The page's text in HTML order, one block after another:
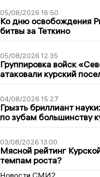
05/08/2026 16:50
Ко дню освобождения
битвы за Теткино
05/08/2026 12:35
Группировка войск
атаковали курский
04/08/2026 15:27
Грызть бриллиант
по зубам большинству
03/08/2026 13:00
Мясной рейтинг
темпам роста?
Новости СМИ2